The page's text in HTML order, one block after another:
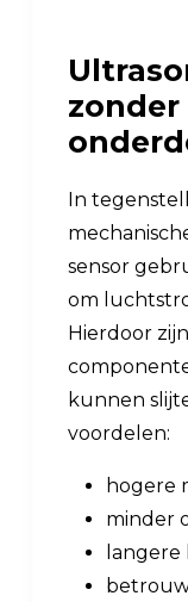
In
sensor
om
Hierdoor
kunnen
voordelen:
hogere
minder